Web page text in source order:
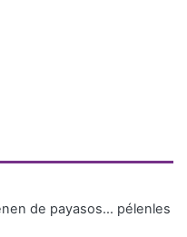
de payasos… pélenles